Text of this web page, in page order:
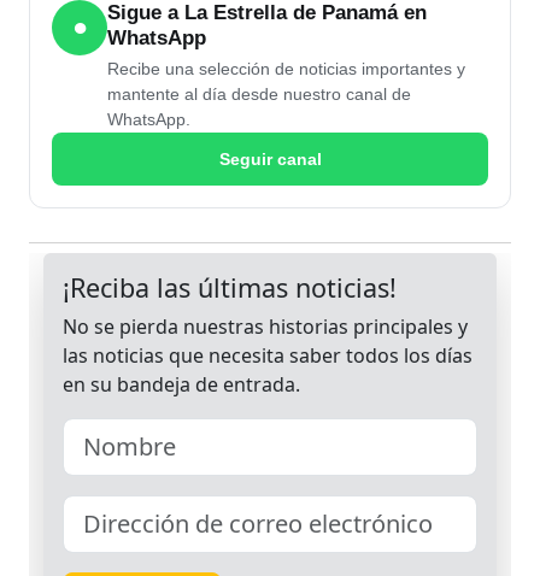
●
Sigue a La Estrella de Panamá en
WhatsApp
Recibe una selección de noticias importantes y
mantente al día desde nuestro canal de
WhatsApp.
Seguir canal